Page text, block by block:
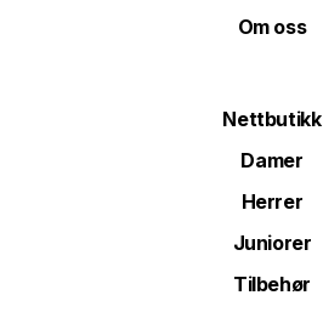
Om oss
Nettbutikk
Damer
Herrer
Juniorer
Tilbehør